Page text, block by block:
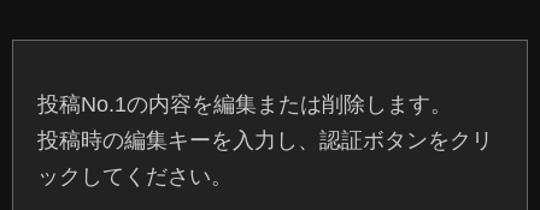
投稿No.1の内容を編集または削除します。
投稿時の編集キーを入力し、認証ボタンをクリ
ックしてください。